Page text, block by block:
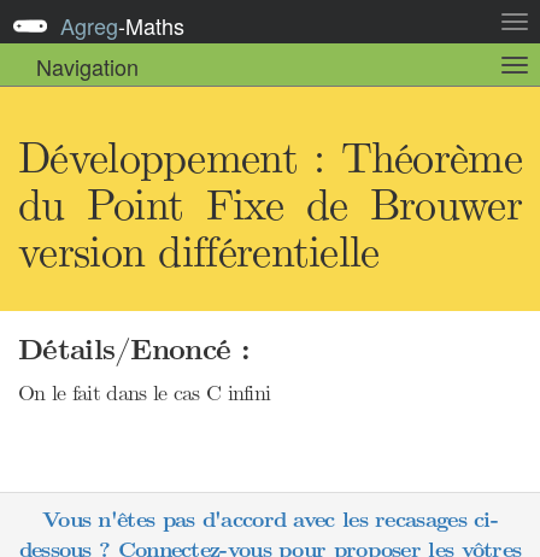
la
Agreg-Maths
Navigation
la
Développement : Théorème
du Point Fixe de Brouwer
version différentielle
Détails/Enoncé :
On le fait dans le cas C infini
Vous n'êtes pas d'accord avec les recasages ci-
dessous ? Connectez-vous pour proposer les vôtres